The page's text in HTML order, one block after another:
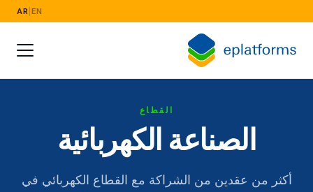
EN
AR
القطاع
الصناعة الكهربائية
أكثر من عقدين من الشراكة مع القطاع الكهربائي في